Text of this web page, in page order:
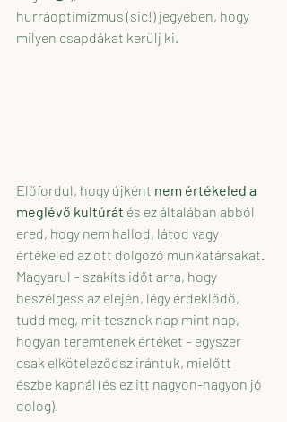
hurráoptimizmus (sic!) jegyében, hogy
milyen csapdákat kerülj ki.
Előfordul, hogy újként nem értékeled a
meglévő kultúrát és ez általában abból
ered, hogy nem hallod, látod vagy
értékeled az ott dolgozó munkatársakat.
Magyarul – szakíts időt arra, hogy
beszélgess az elején, légy érdeklődő,
tudd meg, mit tesznek nap mint nap,
hogyan teremtenek értéket – egyszer
csak elköteleződsz irántuk, mielőtt
észbe kapnál (és ez itt nagyon-nagyon jó
dolog).